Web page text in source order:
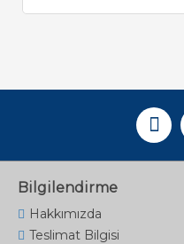
Bilgilendirme
Hakkımızda
Teslimat Bilgisi